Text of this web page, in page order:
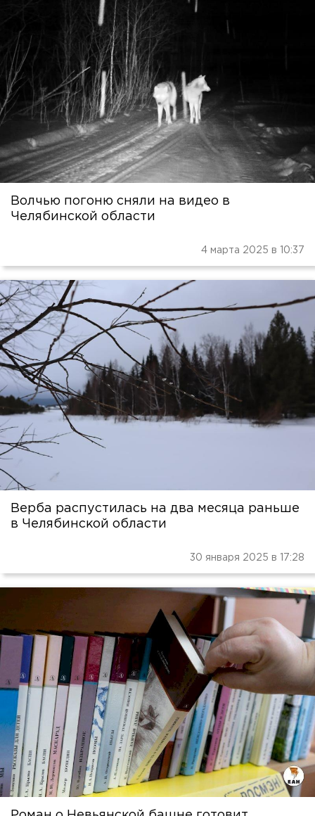
Волчью погоню сняли на видео в
Челябинской области
4 марта 2025 в 10:37
Верба распустилась на два месяца раньше
в Челябинской области
30 января 2025 в 17:28